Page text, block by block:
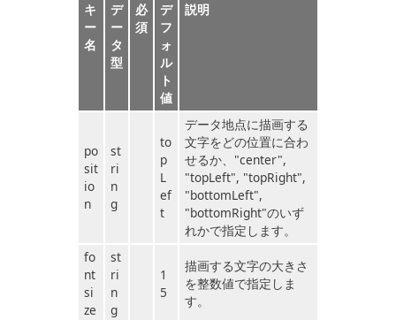
キ
ー
名
デ
ー
タ
型
必
須
デ
フ
ォ
ル
ト
値
説明
po
sit
io
n
st
ri
n
g
to
p
L
ef
t
データ地点に描画する
文字をどの位置に合わ
せるか、"center",
"topLeft", "topRight",
"bottomLeft",
"bottomRight"のいず
れかで指定します。
fo
nt
si
ze
st
ri
n
g
1
5
描画する文字の大きさ
を整数値で指定しま
す。